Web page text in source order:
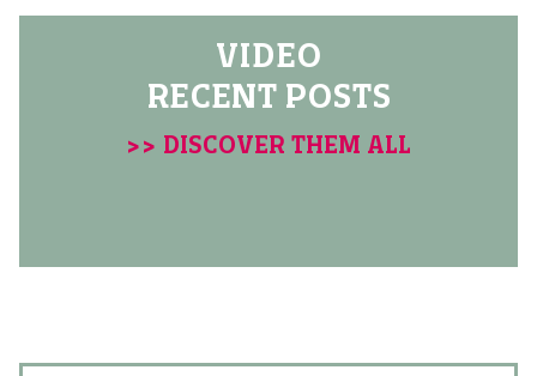
VIDEO
RECENT POSTS
>> DISCOVER THEM ALL